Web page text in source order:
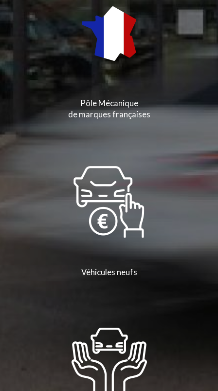
Pôle Mécanique
de marques françaises
Véhicules neufs